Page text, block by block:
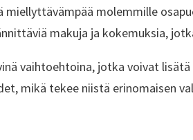
miellyttävämpää molemmille
makuja ja kokemuksia,
vaihtoehtoina, jotka voivat
mikä tekee niistä erinomaisen